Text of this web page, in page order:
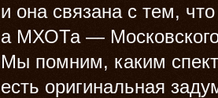
и она связана с тем,
а МХОТа — Московского
Мы помним, каким
есть оригинальная